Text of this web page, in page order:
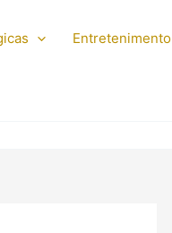
Entretenimento